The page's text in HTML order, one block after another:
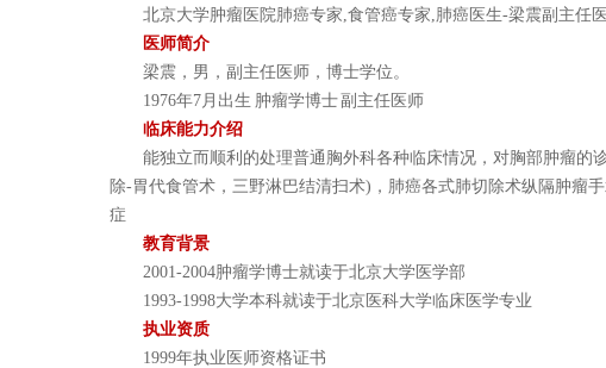
北京大学肿瘤医院肺癌专家,食管癌专家,肺癌医生-梁震副主任
医师简介
梁震，男，副主任医师，博士学位。
1976年7月出生 肿瘤学博士 副主任医师
临床能力介绍
能独立而顺利的处理普通胸外科各种临床情况，对胸部肿瘤的
除-胃代食管术，三野淋巴结清扫术)，肺癌各式肺切除术纵隔肿瘤
症
教育背景
2001-2004肿瘤学博士就读于北京大学医学部
1993-1998大学本科就读于北京医科大学临床医学专业
执业资质
1999年执业医师资格证书